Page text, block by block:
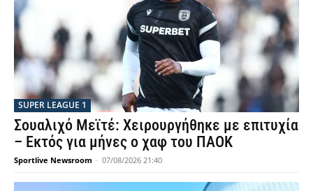
SUPER LEAGUE 1
Σουαλιχό Μεϊτέ: Χειρουργήθηκε με επιτυχία
– Εκτός για μήνες ο χαφ του ΠΑΟΚ
Sportlive Newsroom - 07/08/2026 21:40